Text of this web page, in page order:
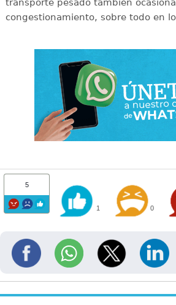
transporte pesado también
congestionamiento, sobre todo en
5
1 0